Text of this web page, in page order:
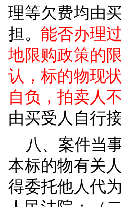
价，至少一
六、标的
与竞买的，
未知瑕疵；
私自搭建
政主管部门
状并承担相